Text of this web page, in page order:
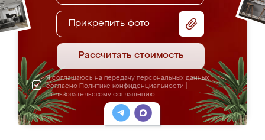
Прикрепить фото
Рассчитать стоимость
Я соглашаюсь на передачу персональных данных
согласно Политике конфиденциальности
Пользовательскому соглашению